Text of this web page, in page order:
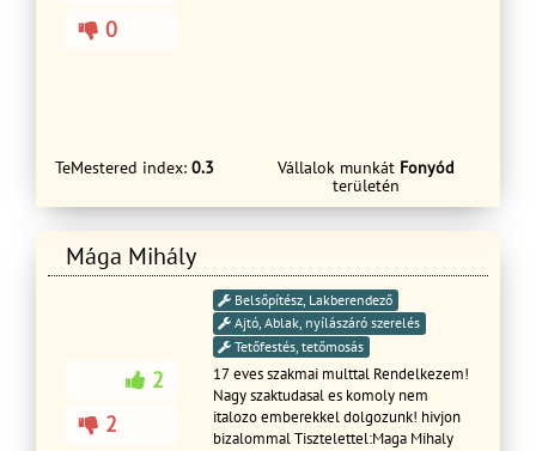
0
TeMestered index: 0.3 Vállalok munkát Fonyód
területén
Mága Mihály
2
2
Belsőpítész, Lakberendező
Ajtó, Ablak, nyílászáró szerelés
Tetőfestés, tetőmosás
17 eves szakmai multtal Rendelkezem!
Nagy szaktudasal es komoly nem
italozo emberekkel dolgozunk! hivjon
bizalommal Tisztelettel:Maga Mihaly